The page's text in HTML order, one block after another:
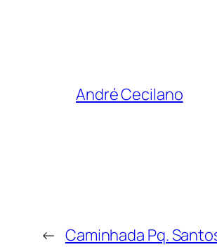
André Cecilano
← Caminhada Pq.